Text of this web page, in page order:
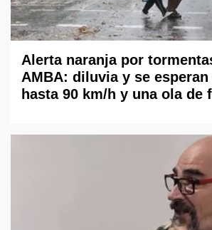
Alerta naranja por
AMBA: diluvia y se
hasta 90 km/h y una ola de